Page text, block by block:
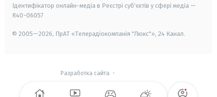
Ідентифікатор онлайн-медіа в Реєстрі суб'єктів у сфері медіа —
R40-06057
© 2005—2026, ПрАТ «Телерадіокомпанія "Люкс"», 24 Канал.
Разработка сайта -